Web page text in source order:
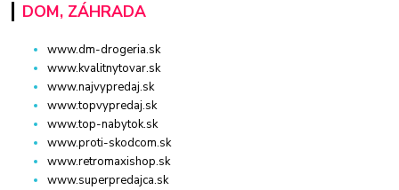
DOM, ZÁHRADA
www.dm-drogeria.sk
www.kvalitnytovar.sk
www.najvypredaj.sk
www.topvypredaj.sk
www.top-nabytok.sk
www.proti-skodcom.sk
www.retromaxishop.sk
www.superpredajca.sk